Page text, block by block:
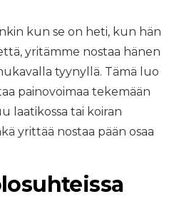
kun se on heti, kun hän
yritämme nostaa hänen
tyynyllä. Tämä luo
painovoimaa tekemään
laatikossa tai koiran
yrittää nostaa pään osaa